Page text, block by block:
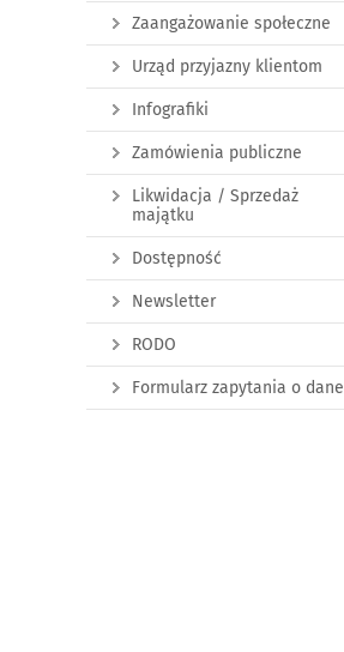
Zaangażowanie społeczne
Urząd przyjazny klientom
Infografiki
Zamówienia publiczne
Likwidacja / Sprzedaż
majątku
Dostępność
Newsletter
RODO
Formularz zapytania o dane